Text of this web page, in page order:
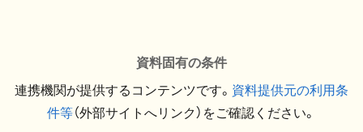
資料固有の条件
連携機関が提供するコンテンツです。 資料提供元の利用条
件等（外部サイトへリンク）をご確認ください。